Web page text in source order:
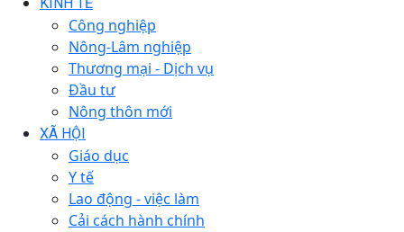
Công nghiệp
Nông-Lâm nghiệp
Thương mại - Dịch vụ
Đầu tư
Nông thôn mới
XÃ HỘI
Giáo dục
Y tế
Lao động - việc làm
Cải cách hành chính